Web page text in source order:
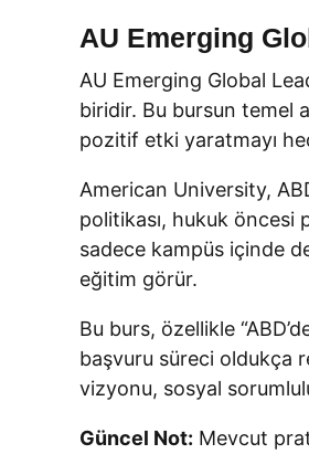
AU Emerging
AU Emerging Global
biridir. Bu bursun temel
pozitif etki yaratmayı
American University,
politikası, hukuk öncesi
sadece kampüs içinde
eğitim görür.
Bu burs, özellikle
başvuru süreci oldukça
vizyonu, sosyal
Güncel Not: Mevcut